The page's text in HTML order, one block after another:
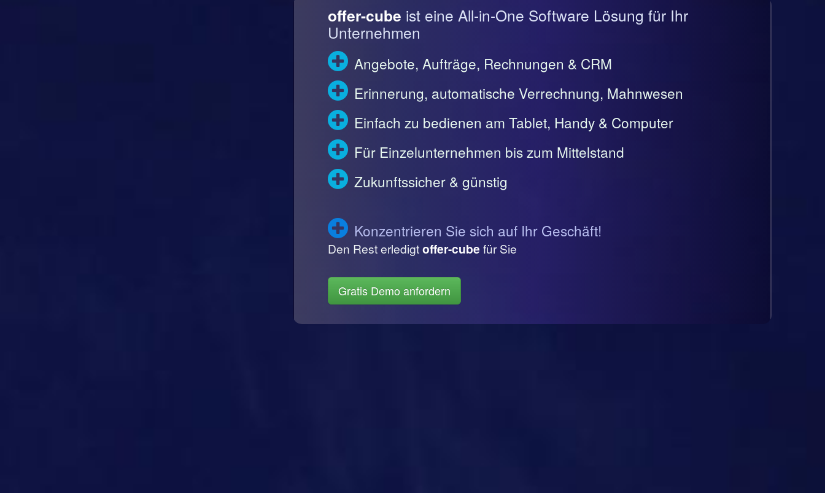
offer-cube ist eine All-in-One Software Lösung für Ihr
Unternehmen
Angebote, Aufträge, Rechnungen & CRM
Erinnerung, automatische Verrechnung, Mahnwesen
Einfach zu bedienen am Tablet, Handy & Computer
Für Einzelunternehmen bis zum Mittelstand
Zukunftssicher & günstig
Konzentrieren Sie sich auf Ihr Geschäft!
Den Rest erledigtoffer-cube für Sie
Gratis Demo anfordern